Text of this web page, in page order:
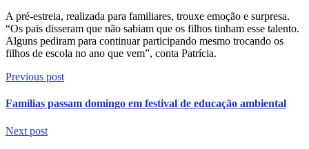
A pré-estreia, realizada para familiares, trouxe emoção e surpresa.
“Os pais disseram que não sabiam que os filhos tinham esse talento.
Alguns pediram para continuar participando mesmo trocando os
filhos de escola no ano que vem”, conta Patrícia.
Previous post
Famílias passam domingo em festival de educação ambiental
Next post